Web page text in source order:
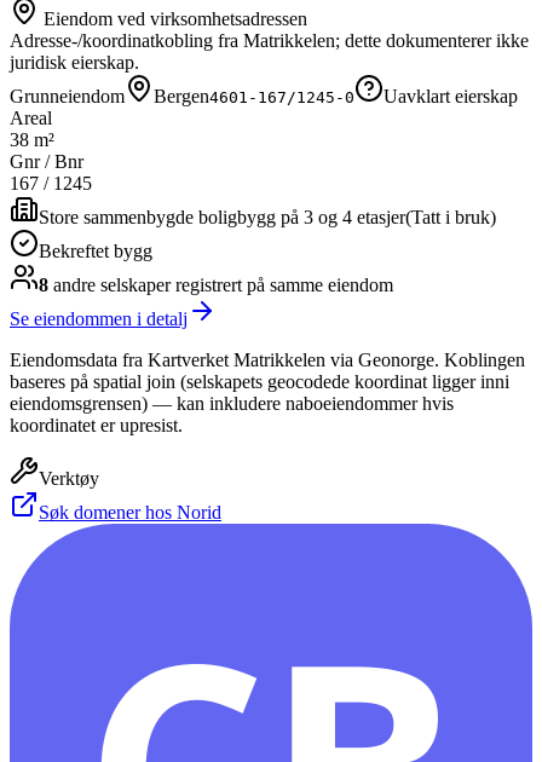
Eiendom ved virksomhetsadressen
Adresse-/koordinatkobling fra Matrikkelen; dette dokumenterer ikke
juridisk eierskap.
Grunneiendom
Bergen4601-167/1245-0
Uavklart eierskap
Areal
38 m²
Gnr / Bnr
167 / 1245
Store sammenbygde boligbygg på 3 og 4 etasjer(Tatt i bruk)
Bekreftet bygg
8 andre selskaperregistrert på samme eiendom
Se eiendommen i detalj
Eiendomsdata fra Kartverket Matrikkelen via Geonorge. Koblingen
baseres på spatial join (selskapets geocodede koordinat ligger inni
eiendomsgrensen) — kan inkludere naboeiendommer hvis
koordinatet er upresist.
Verktøy
Søk domener hos Norid